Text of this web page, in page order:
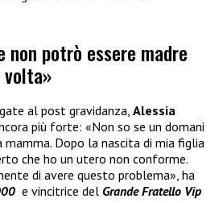
non potrò essere madre
volta»
al post gravidanza, Alessia
più forte: «Non so se un domani
Dopo la nascita di mia figlia
che ho un utero non conforme.
di avere questo problema», ha
e vincitrice del Grande Fratello Vip